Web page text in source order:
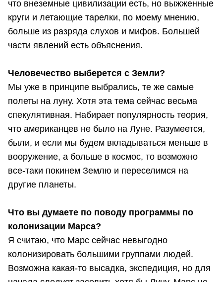
что внеземные цивилизации есть, но выжженные
круги и летающие тарелки, по моему мнению,
больше из разряда слухов и мифов. Большей
части явлений есть объяснения.
Человечество выберется с Земли?
Мы уже в принципе выбрались, те же самые
полеты на луну. Хотя эта тема сейчас весьма
спекулятивная. Набирает популярность теория,
что американцев не было на Луне. Разумеется,
были, и если мы будем вкладываться меньше в
вооружение, а больше в космос, то возможно
все-таки покинем Землю и переселимся на
другие планеты.
Что вы думаете по поводу программы по
колонизации Марса?
Я считаю, что Марс сейчас невыгодно
колонизировать большими группами людей.
Возможна какая-то высадка, экспедиция, но для